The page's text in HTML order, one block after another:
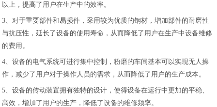
以上，提高了用户在生产中的效率。
3、对于重要部件和易损件，采用较为优质的钢材，增加部件的耐磨性
与抗压性，延长了设备的使用寿命，从而降低了用户在生产中设备维修
的费用。
4、设备的电气系统可进行集中控制，粉磨的车间基本可以实现无人操
作，减少了用户对于操作人员的需求，从而降低了用户的生产成本。
5、设备的传动装置拥有独特的设计，使得设备在运行中更加的平稳、
高效，增加了用户的生产，降低了设备的维修频率。